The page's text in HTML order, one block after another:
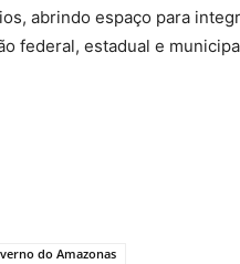
abrindo espaço para
federal, estadual e
do Amazonas